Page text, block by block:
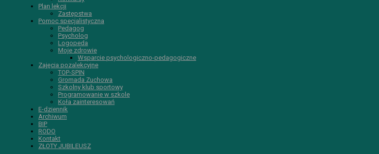
Plan lekcji
Zastępstwa
Pomoc specjalistyczna
Pedagog
Psycholog
Logopeda
Moje zdrowie
Wsparcie psychologiczno-pedagogiczne
Zajęcia pozalekcyjne
TOP-SPIN
Gromada Zuchowa
Szkolny klub sportowy
Programowanie w szkole
Koła zainteresowań
E-dziennik
Archiwum
BIP
RODO
Kontakt
ZŁOTY JUBILEUSZ